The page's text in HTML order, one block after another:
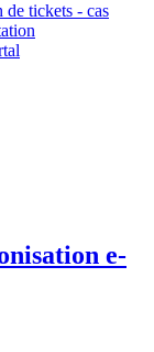
de tickets - cas
e-